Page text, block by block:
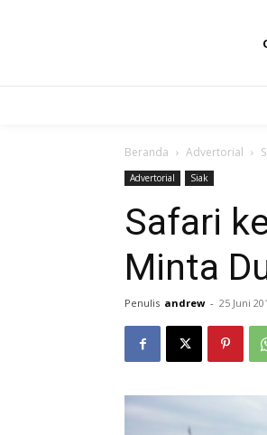
Beranda Advertorial
Advertorial Siak
Safari
Minta
Penulis andrew - 25 Juni